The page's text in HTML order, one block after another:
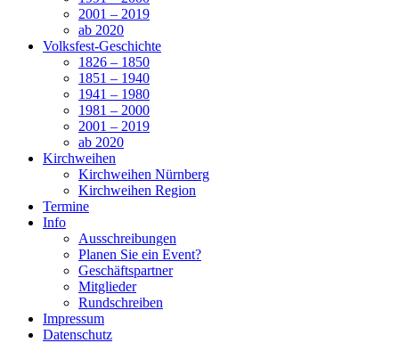
2001 – 2019
ab 2020
Volksfest-Geschichte
1826 – 1850
1851 – 1940
1941 – 1980
1981 – 2000
2001 – 2019
ab 2020
Kirchweihen
Kirchweihen Nürnberg
Kirchweihen Region
Termine
Info
Ausschreibungen
Planen Sie ein Event?
Geschäftspartner
Mitglieder
Rundschreiben
Impressum
Datenschutz